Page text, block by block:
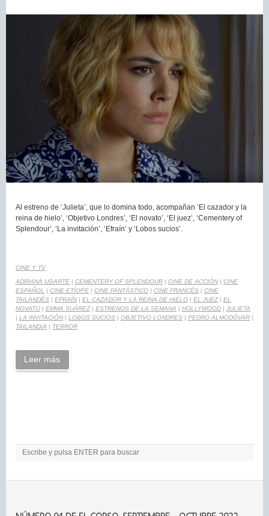
Al estreno de ‘Julieta’, que lo domina todo, acompañan ‘El cazador y la
reina de hielo’, ‘Objetivo Londres’, ‘El novato’, ‘El juez’, ‘Cementery of
Splendour’, ‘La invitación’, ‘Efraín’ y ‘Lobos sucios’.
CINE Y TV
ADRIANA UGARTE | CEMENTERY OF SPLENDOUR | CINE DE ACCIÓN | CINE
ESPAÑOL
| CINE ETÍOPE | CINE FANTÁSTICO | CINE FRANCÉS | CINE
TAILANDÉS | EFRAÍN | EL CAZADOR Y LA REINA DE HIELO | EL JUEZ| EL
NOVATO | EMMA SUÁREZ| ESTRENOS DE LA SEMANA | HOLLYWOOD | JULIETA
| LA INVITACIÓN | LOBOS SUCIOS | OBJETIVO LONDRES | PEDRO ALMODÓVAR |
TAILANDIA | TERROR
Leer más